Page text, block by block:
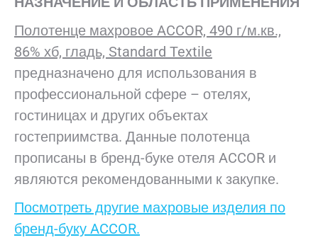
Полотенце махровое ACCOR, 490 г/м.кв.,
86% хб, гладь, Standard Textile
предназначено для использования в
профессиональной сфере – отелях,
гостиницах и других объектах
гостеприимства. Данные полотенца
прописаны в бренд-буке отеля ACCOR и
являются рекомендованными к закупке.
Посмотреть другие махровые изделия по
бренд-буку ACCOR.